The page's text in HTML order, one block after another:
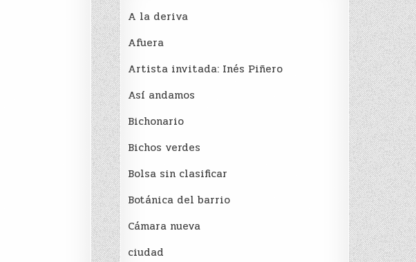
A la deriva
Afuera
Artista invitada: Inés Piñero
Así andamos
Bichonario
Bichos verdes
Bolsa sin clasificar
Botánica del barrio
Cámara nueva
ciudad